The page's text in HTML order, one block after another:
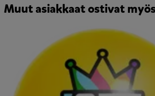
Muut asiakkaat ostivat